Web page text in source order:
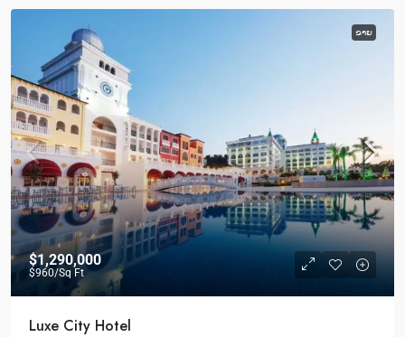
ຂາຍ
$1,290,000
$960/Sq Ft
Luxe City Hotel